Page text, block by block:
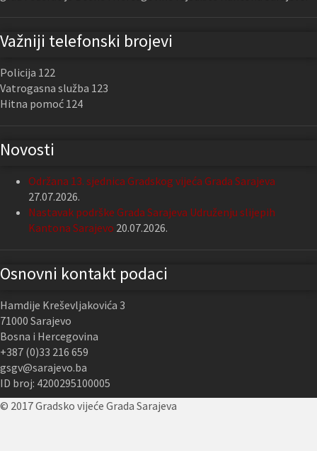
Važniji telefonski brojevi
Policija 122
Vatrogasna služba 123
Hitna pomoć 124
Novosti
Održana 13. sjednica Gradskog vijeća Grada Sarajeva
27.07.2026.
Nastavak podrške Grada Sarajeva Udruženju slijepih
Kantona Sarajevo 20.07.2026.
Osnovni kontakt podaci
Hamdije Kreševljakovića 3
71000 Sarajevo
Bosna i Hercegovina
+387 (0)33 216 659
gsgv@sarajevo.ba
ID broj: 4200295100005
© 2017 Gradsko vijeće Grada Sarajeva